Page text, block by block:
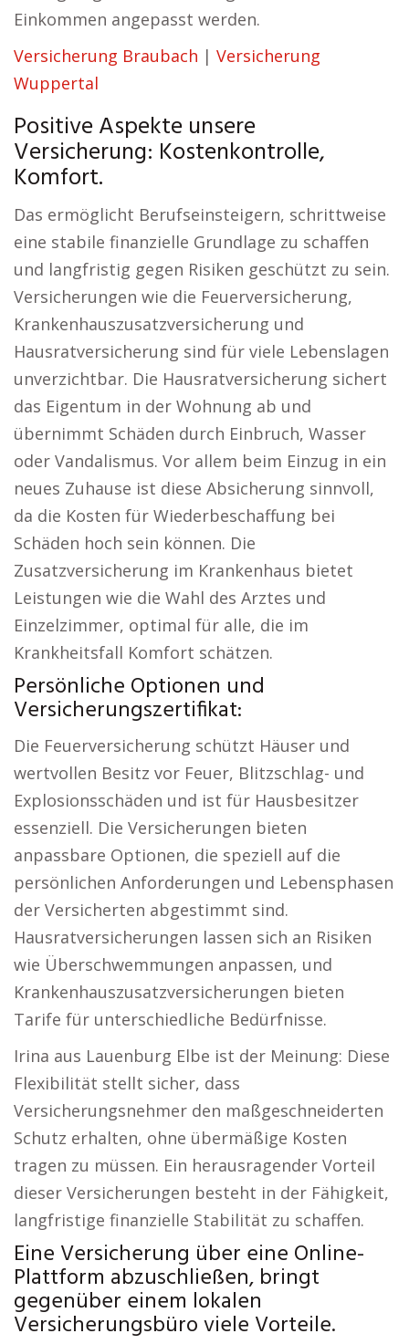
Einkommen angepasst werden.
Versicherung Braubach | Versicherung
Wuppertal
Positive Aspekte unsere
Versicherung: Kostenkontrolle,
Komfort.
Das ermöglicht Berufseinsteigern, schrittweise
eine stabile finanzielle Grundlage zu schaffen
und langfristig gegen Risiken geschützt zu sein.
Versicherungen wie die Feuerversicherung,
Krankenhauszusatzversicherung und
Hausratversicherung sind für viele Lebenslagen
unverzichtbar. Die Hausratversicherung sichert
das Eigentum in der Wohnung ab und
übernimmt Schäden durch Einbruch, Wasser
oder Vandalismus. Vor allem beim Einzug in ein
neues Zuhause ist diese Absicherung sinnvoll,
da die Kosten für Wiederbeschaffung bei
Schäden hoch sein können. Die
Zusatzversicherung im Krankenhaus bietet
Leistungen wie die Wahl des Arztes und
Einzelzimmer, optimal für alle, die im
Krankheitsfall Komfort schätzen.
Persönliche Optionen und
Versicherungszertifikat:
Die Feuerversicherung schützt Häuser und
wertvollen Besitz vor Feuer, Blitzschlag- und
Explosionsschäden und ist für Hausbesitzer
essenziell. Die Versicherungen bieten
anpassbare Optionen, die speziell auf die
persönlichen Anforderungen und Lebensphasen
der Versicherten abgestimmt sind.
Hausratversicherungen lassen sich an Risiken
wie Überschwemmungen anpassen, und
Krankenhauszusatzversicherungen bieten
Tarife für unterschiedliche Bedürfnisse.
Irina aus Lauenburg Elbe ist der Meinung: Diese
Flexibilität stellt sicher, dass
Versicherungsnehmer den maßgeschneiderten
Schutz erhalten, ohne übermäßige Kosten
tragen zu müssen. Ein herausragender Vorteil
dieser Versicherungen besteht in der Fähigkeit,
langfristige finanzielle Stabilität zu schaffen.
Eine Versicherung über eine Online-
Plattform abzuschließen, bringt
gegenüber einem lokalen
Versicherungsbüro viele Vorteile.